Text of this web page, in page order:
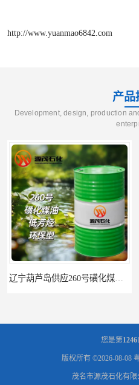
http://www.yuanmao6842.com
产品
Development, design, production
您是第
版权所有 ©2026-08-08
茂名市源茂石化有限